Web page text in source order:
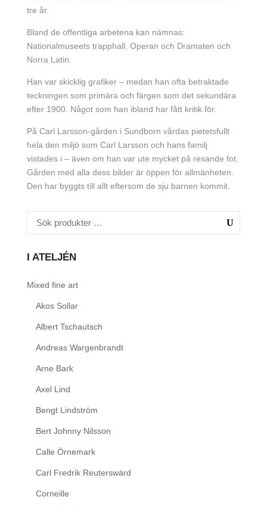
tre år.
Bland de offentliga arbetena kan nämnas:
Nationalmuseets trapphall, Operan och Dramaten och
Norra Latin.
Han var skicklig grafiker – medan han ofta betraktade
teckningen som primära och färgen som det sekundära
efter 1900. Något som han ibland har fått kritik för.
På Carl Larsson-gården i Sundborn vårdas pietetsfullt
hela den miljö som Carl Larsson och hans familj
vistades i – även om han var ute mycket på resande fot.
Gården med alla dess bilder är öppen för allmänheten.
Den har byggts till allt eftersom de sju barnen kommit.
I ATELJÉN
Mixed fine art
Akos Sollar
Albert Tschautsch
Andreas Wargenbrandt
Arne Bark
Axel Lind
Bengt Lindström
Bert Johnny Nilsson
Calle Örnemark
Carl Fredrik Reuterswärd
Corneille